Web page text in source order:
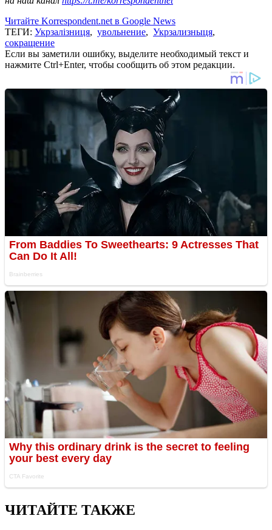
Читайте Korrespondent.net в Google News
ТЕГИ: Укрзалізниця, увольнение, Укрзализныця,
сокращение
Если вы заметили ошибку, выделите необходимый текст и
нажмите Ctrl+Enter, чтобы сообщить об этом редакции.
ЧИТАЙТЕ ТАКЖЕ